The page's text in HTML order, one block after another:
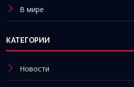
В мире
КАТЕГОРИИ
Новости